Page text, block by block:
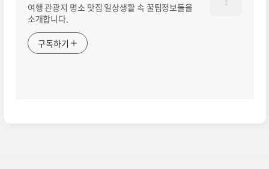
여행 관광지 명소 맛집 일상생활 속 꿀팁정보들을
소개합니다.
구독하기